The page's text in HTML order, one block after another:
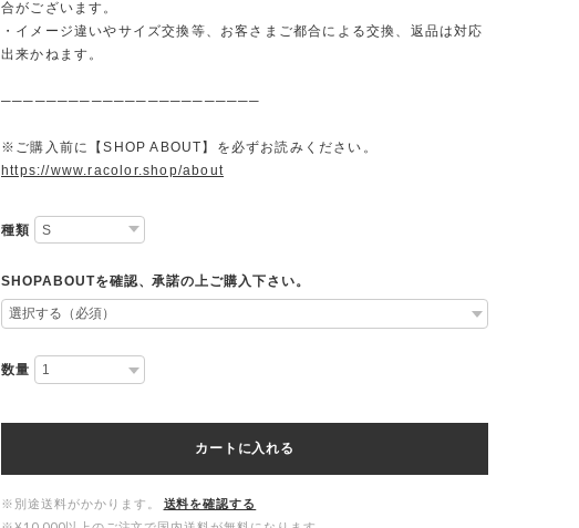
合がございます。
・イメージ違いやサイズ交換等、お客さまご都合による交換、返品は対応
出来かねます。
───────────────────────
※ご購入前に【SHOP ABOUT】を必ずお読みください。
https://www.racolor.shop/about
種類
SHOPABOUTを確認、承諾の上ご購入下さい。
数量
カートに入れる
※別途送料がかかります。
送料を確認する